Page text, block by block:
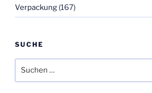
Verpackung (167)
SUCHE
nach: